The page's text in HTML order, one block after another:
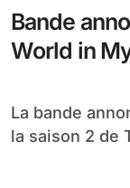
Bande
World in
La bande annonce américaine de l’épisode 10 de
la saison 2 de